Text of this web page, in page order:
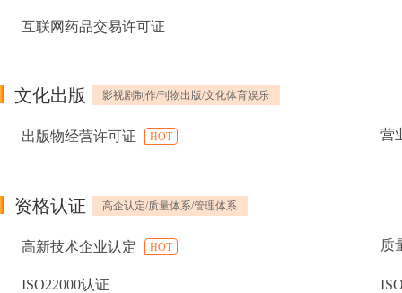
互联网药品交易许可证
文化出版 影视剧制作/刊物出版/文化体育娱乐
出版物经营许可证 HOT 营
资格认证 高企认定/质量体系/管理体系
高新技术企业认定 HOT 质
ISO22000认证